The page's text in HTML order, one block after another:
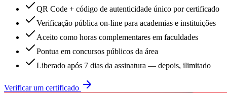
QR Code + código de autenticidade único por certificado
Verificação pública on-line para academias e instituições
Aceito como horas complementares em faculdades
Pontua em concursos públicos da área
Liberado após 7 dias da assinatura — depois, ilimitado
Verificar um certificado